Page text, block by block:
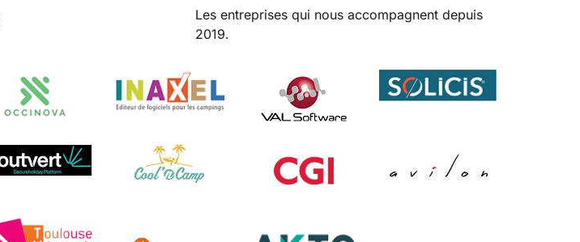
Les entreprises qui nous accompagnent depuis
2019.